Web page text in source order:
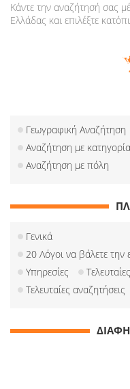
Κάντε την αναζήτησή σας
Ελλάδας και επιλέξτε
Γεωγραφική Αναζήτηση
Αναζήτηση με κατηγορία
Αναζήτηση με πόλη
Γενικά
20 Λόγοι να βάλετε την
Υπηρεσίες
Τελευταίες αναζητήσεις